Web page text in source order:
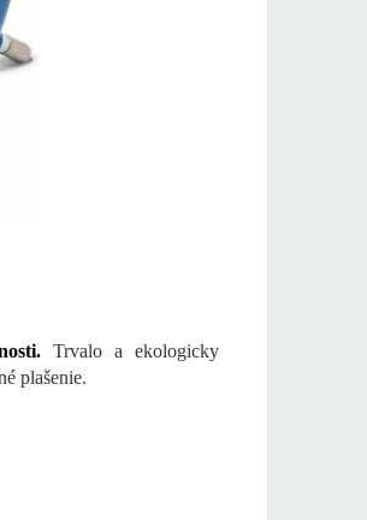
Trvalo a ekologicky
plašenie.